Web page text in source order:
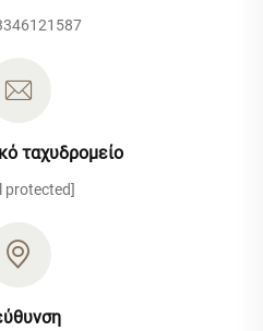
ταχυδρομείο
protected]